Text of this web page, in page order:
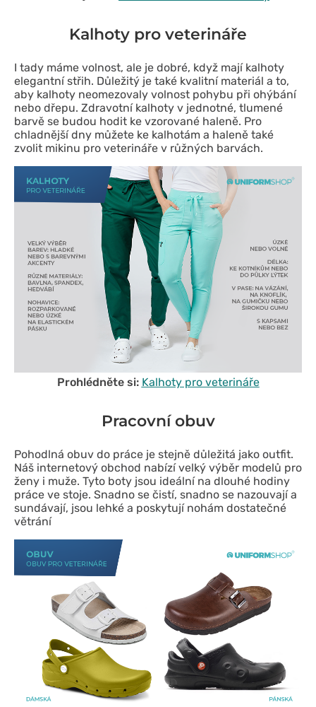
Kalhoty pro veterináře
I tady máme volnost, ale je dobré, když mají kalhoty
elegantní střih. Důležitý je také kvalitní materiál a to,
aby kalhoty neomezovaly volnost pohybu při ohýbání
nebo dřepu. Zdravotní kalhoty v jednotné, tlumené
barvě se budou hodit ke vzorované haleně. Pro
chladnější dny můžete ke kalhotám a haleně také
zvolit mikinu pro veterináře v růžných barvách.
Prohlédněte si: Kalhoty pro veterináře
Pracovní obuv
Pohodlná obuv do práce je stejně důležitá jako outfit.
Náš internetový obchod nabízí velký výběr modelů pro
ženy i muže. Tyto boty jsou ideální na dlouhé hodiny
práce ve stoje. Snadno se čistí, snadno se nazouvají a
sundávají, jsou lehké a poskytují nohám dostatečné
větrání